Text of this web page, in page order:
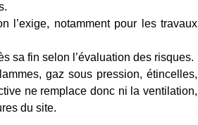
l’exige, notamment pour les travaux
sa fin selon l’évaluation des risques.
gaz sous pression, étincelles,
ne remplace donc ni la ventilation,
du site.